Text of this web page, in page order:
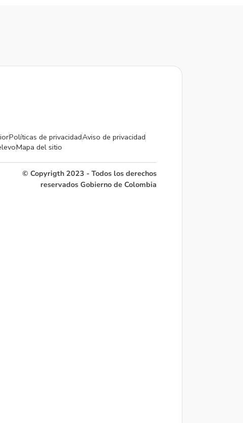
Políticas de privacidadAviso de privacidad
Mapa del sitio
© Copyrigth 2023 - Todos los derechos
reservados Gobierno de Colombia